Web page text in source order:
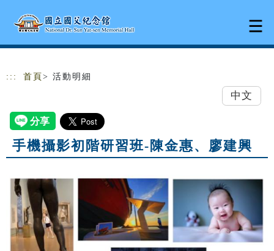
::: 首頁 > 活動明細
中文
手機攝影初階研習班-陳金惠、廖建興